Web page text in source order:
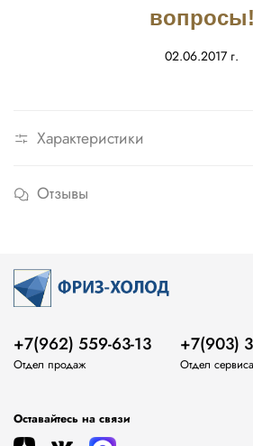
вопросы!
02.06.2017 г.
Характеристики
Отзывы
+7(962) 559-63-13
Отдел продаж
+7(903)
Отдел сервиса
Оставайтесь на связи